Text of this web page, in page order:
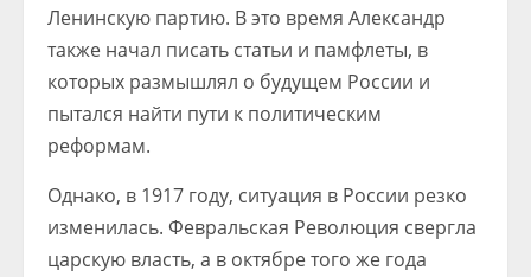
Ленинскую партию. В это время Александр
также начал писать статьи и памфлеты, в
которых размышлял о будущем России и
пытался найти пути к политическим
реформам.
Однако, в 1917 году, ситуация в России резко
изменилась. Февральская Революция свергла
царскую власть, а в октябре того же года